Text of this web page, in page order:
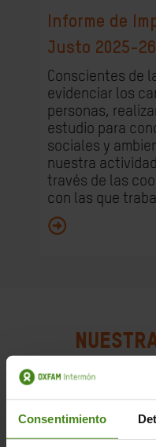
Consentimiento
Informe de
Justo 2025-26
Conscientes de
evidenciar los
personas,
estudio para
sociales y
nuestra
través de las
con las que